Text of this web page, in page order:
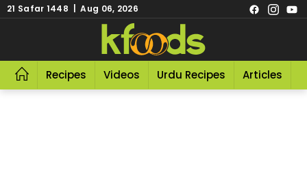
21 Safar 1448 | Aug 06, 2026
Recipes Videos Urdu Recipes Articles